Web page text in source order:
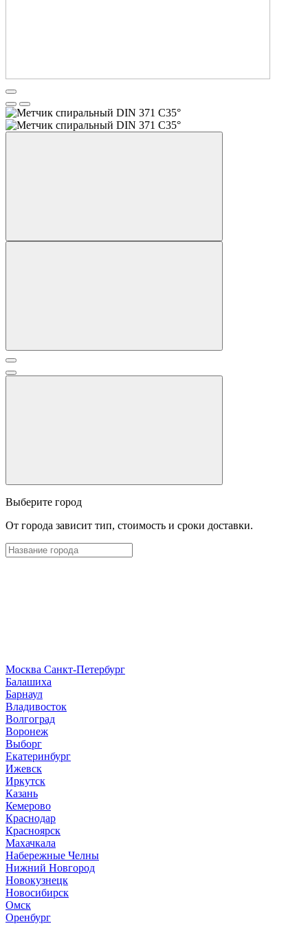
Выберите город
От города зависит тип, стоимость и сроки доставки.
Москва Санкт-Петербург
Балашиха
Барнаул
Владивосток
Волгоград
Воронеж
Выборг
Екатеринбург
Ижевск
Иркутск
Казань
Кемерово
Краснодар
Красноярск
Махачкала
Набережные Челны
Нижний Новгород
Новокузнецк
Новосибирск
Омск
Оренбург